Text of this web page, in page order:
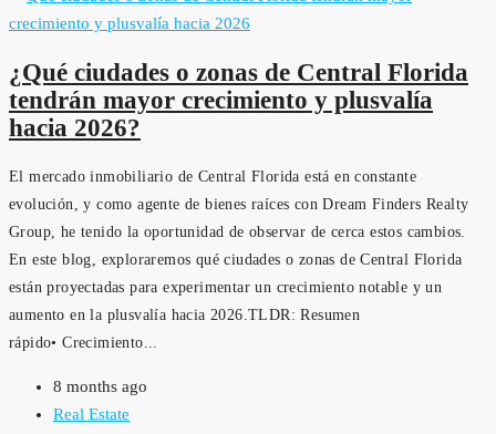
¿Qué ciudades o zonas de Central Florida
tendrán mayor crecimiento y plusvalía
hacia 2026?
El mercado inmobiliario de Central Florida está en constante
evolución, y como agente de bienes raíces con Dream Finders Realty
Group, he tenido la oportunidad de observar de cerca estos cambios.
En este blog, exploraremos qué ciudades o zonas de Central Florida
están proyectadas para experimentar un crecimiento notable y un
aumento en la plusvalía hacia 2026.TLDR: Resumen
rápido• Crecimiento...
8 months ago
Real Estate